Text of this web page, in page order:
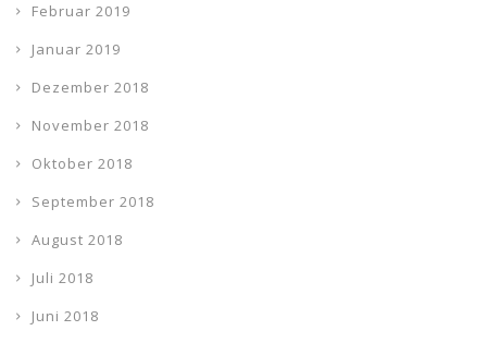
Februar 2019
Januar 2019
Dezember 2018
November 2018
Oktober 2018
September 2018
August 2018
Juli 2018
Juni 2018